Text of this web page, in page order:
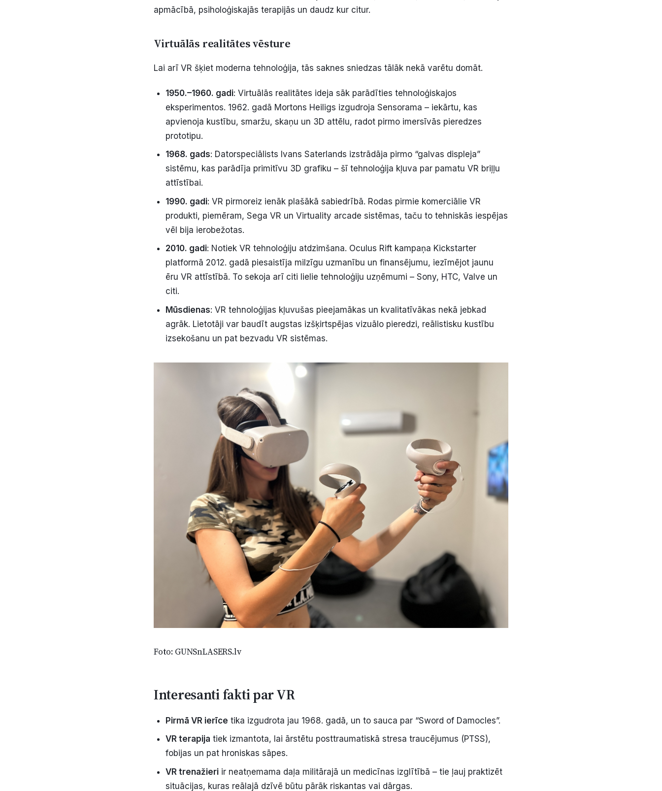
apmācībā, psiholoģiskajās terapijās un daudz kur citur.
Virtuālās realitātes vēsture
Lai arī VR šķiet moderna tehnoloģija, tās saknes sniedzas tālāk nekā varētu domāt.
1950.–1960. gadi: Virtuālās realitātes ideja sāk parādīties tehnoloģiskajos
eksperimentos. 1962. gadā Mortons Heiligs izgudroja Sensorama – iekārtu, kas
apvienoja kustību, smaržu, skaņu un 3D attēlu, radot pirmo imersīvās pieredzes
prototipu.
1968. gads: Datorspeciālists Ivans Saterlands izstrādāja pirmo “galvas displeja”
sistēmu, kas parādīja primitīvu 3D grafiku – šī tehnoloģija kļuva par pamatu VR briļļu
attīstībai.
1990. gadi: VR pirmoreiz ienāk plašākā sabiedrībā. Rodas pirmie komerciālie VR
produkti, piemēram, Sega VR un Virtuality arcade sistēmas, taču to tehniskās iespējas
vēl bija ierobežotas.
2010. gadi: Notiek VR tehnoloģiju atdzimšana. Oculus Rift kampaņa Kickstarter
platformā 2012. gadā piesaistīja milzīgu uzmanību un finansējumu, iezīmējot jaunu
ēru VR attīstībā. To sekoja arī citi lielie tehnoloģiju uzņēmumi – Sony, HTC, Valve un
citi.
Mūsdienas: VR tehnoloģijas kļuvušas pieejamākas un kvalitatīvākas nekā jebkad
agrāk. Lietotāji var baudīt augstas izšķirtspējas vizuālo pieredzi, reālistisku kustību
izsekošanu un pat bezvadu VR sistēmas.
Foto: GUNSnLASERS.lv
Interesanti fakti par VR
Pirmā VR ierīce tika izgudrota jau 1968. gadā, un to sauca par “Sword of Damocles”.
VR terapija tiek izmantota, lai ārstētu posttraumatiskā stresa traucējumus (PTSS),
fobijas un pat hroniskas sāpes.
VR trenažieri ir neatņemama daļa militārajā un medicīnas izglītībā – tie ļauj praktizēt
situācijas, kuras reālajā dzīvē būtu pārāk riskantas vai dārgas.